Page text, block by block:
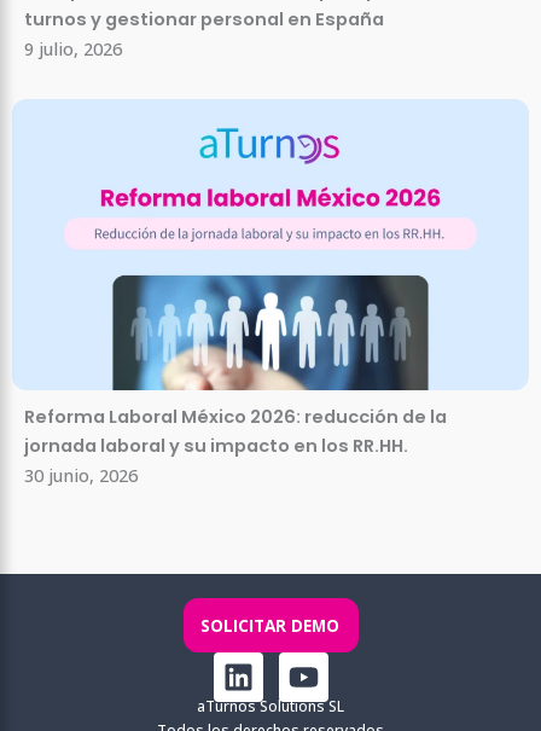
turnos y gestionar personal en España
9 julio, 2026
Reforma Laboral México 2026: reducción de la
jornada laboral y su impacto en los RR.HH.
30 junio, 2026
SOLICITAR DEMO
L
i
Y
o
aTurnos Solutions SL